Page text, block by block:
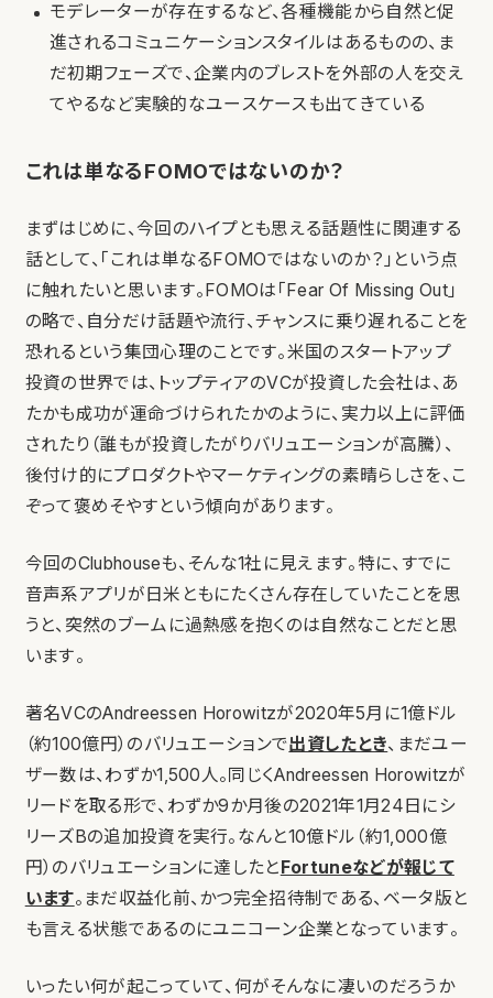
モデレーターが存在するなど、各種機能から自然と促
進されるコミュニケーションスタイルはあるものの、ま
だ初期フェーズで、企業内のブレストを外部の人を交え
てやるなど実験的なユースケースも出てきている
これは単なるFOMOではないのか？
まずはじめに、今回のハイプとも思える話題性に関連する
話として、「これは単なるFOMOではないのか？」という点
に触れたいと思います。FOMOは「Fear Of Missing Out」
の略で、自分だけ話題や流行、チャンスに乗り遅れることを
恐れるという集団心理のことです。米国のスタートアップ
投資の世界では、トップティアのVCが投資した会社は、あ
たかも成功が運命づけられたかのように、実力以上に評価
されたり（誰もが投資したがりバリュエーションが高騰）、
後付け的にプロダクトやマーケティングの素晴らしさを、こ
ぞって褒めそやすという傾向があります。
今回のClubhouseも、そんな1社に見えます。特に、すでに
音声系アプリが日米ともにたくさん存在していたことを思
うと、突然のブームに過熱感を抱くのは自然なことだと思
います。
著名VCのAndreessen Horowitzが2020年5月に1億ドル
（約100億円）のバリュエーションで出資したとき、まだユー
ザー数は、わずか1,500人。同じくAndreessen Horowitzが
リードを取る形で、わずか9か月後の2021年1月24日にシ
リーズBの追加投資を実行。なんと10億ドル（約1,000億
円）のバリュエーションに達したと Fortuneなどが報じて
います。まだ収益化前、かつ完全招待制である、ベータ版と
も言える状態であるのにユニコーン企業となっています。
いったい何が起こっていて、何がそんなに凄いのだろうか